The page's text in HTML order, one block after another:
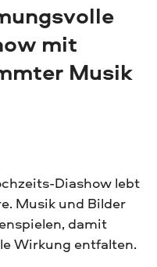
mit
Musik
Diashow lebt
Musik und Bilder
damit
Wirkung entfalten.